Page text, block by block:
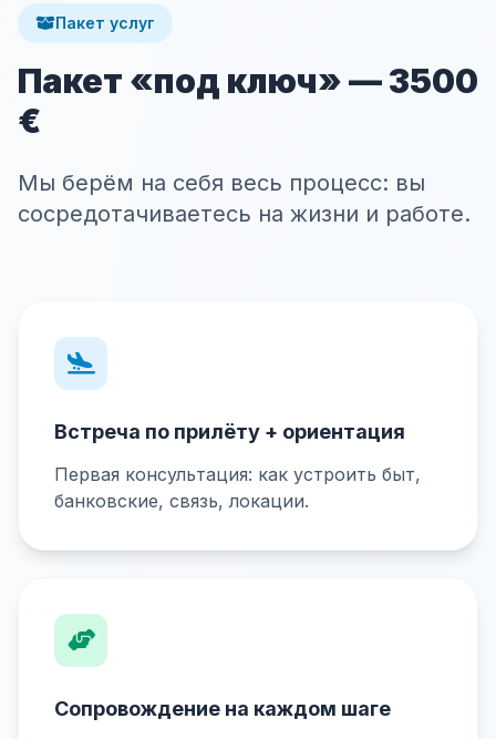
Пакет услуг
Пакет «под ключ» — 3500
€
Мы берём на себя весь процесс: вы
сосредотачиваетесь на жизни и работе.
Встреча по прилёту + ориентация
Первая консультация: как устроить быт,
банковские, связь, локации.
Сопровождение на каждом шаге